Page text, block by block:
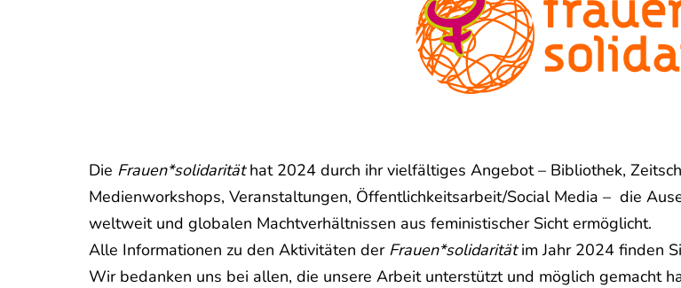
Die Frauen*solidaritäthat 2024 durch ihr vielfältiges Angebot – Bibliothek,
Medienworkshops, Veranstaltungen, Öffentlichkeitsarbeit/Social Media – die
weltweit und globalen Machtverhältnissen aus feministischer Sicht ermöglicht.
Alle Informationen zu den Aktivitäten der Frauen*solidaritätim Jahr 2024 finden
Wir bedanken uns bei allen, die unsere Arbeit unterstützt und möglich gemacht